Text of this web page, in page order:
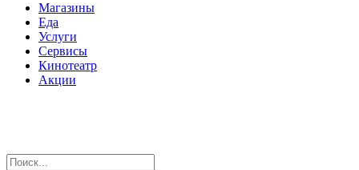
Магазины
Еда
Услуги
Сервисы
Кинотеатр
Акции